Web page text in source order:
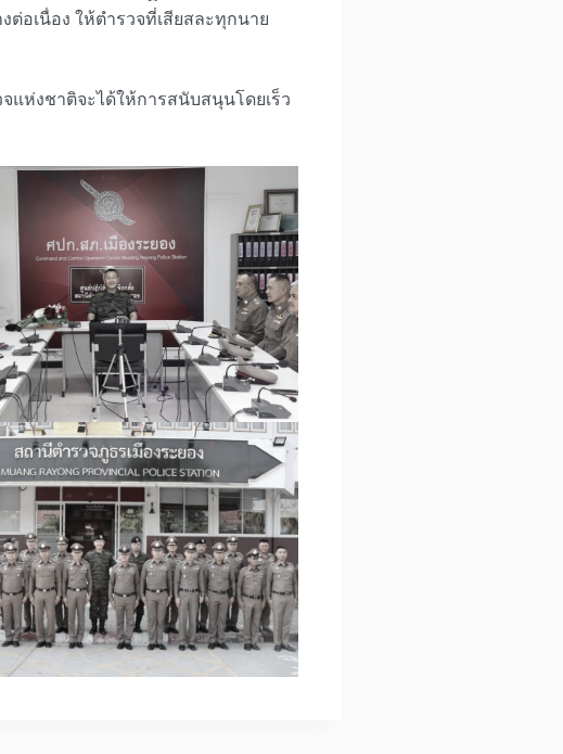
ต่อเนื่อง ให้ตำรวจที่เสียสละทุกนาย
แห่งชาติจะได้ให้การสนับสนุนโดยเร็ว